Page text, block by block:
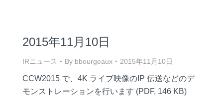
2015年11月10日
IRニュース By bbourgeaux 2015年11月10日
CCW2015 で、4K ライブ映像のIP 伝送などのデ
モンストレーションを⾏います (PDF, 146 KB)